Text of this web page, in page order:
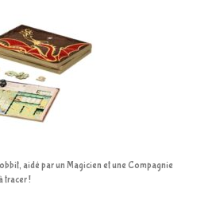
aidé par un Magicien et une Compagnie
tracer !